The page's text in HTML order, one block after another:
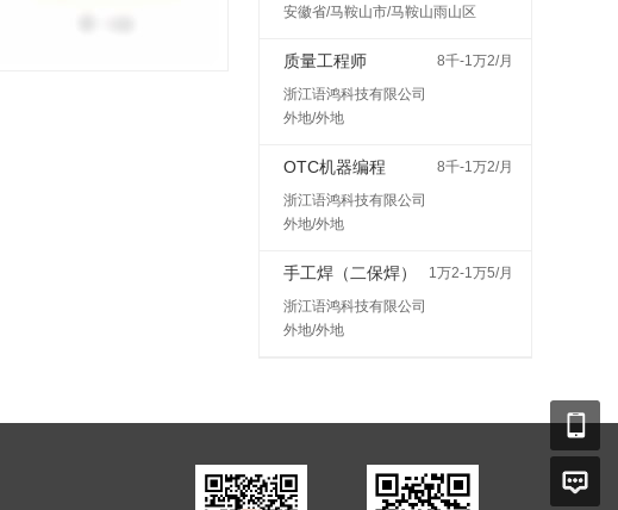
安徽省/马鞍山市/马鞍山雨山区
质量工程师
8千-1万2/月
浙江语鸿科技有限公司
外地/外地
OTC机器编程
8千-1万2/月
浙江语鸿科技有限公司
外地/外地
手工焊（二保焊）
1万2-1万5/月
浙江语鸿科技有限公司
外地/外地